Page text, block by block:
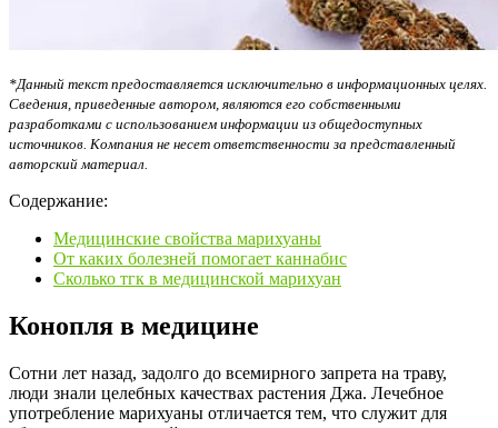
*Данный текст предоставляется исключительно в информационных целях.
Сведения, приведенные автором, являются его собственными
разработками с использованием информации из общедоступных
источников. Компания не несет ответственности за представленный
авторский материал.
Содержание:
Медицинские свойства марихуаны
От каких болезней помогает каннабис
Сколько тгк в медицинской марихуан
Конопля в медицине
Сотни лет назад, задолго до всемирного запрета на траву,
люди знали целебных качествах растения Джа. Лечебное
употребление марихуаны отличается тем, что служит для